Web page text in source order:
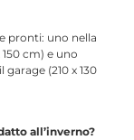
pronti: uno nella
cm) e uno
(210 x 130
all’inverno?